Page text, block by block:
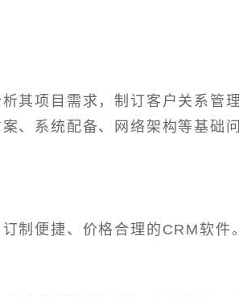
其项目需求，制订客户关系管
、系统配备、网络架构等基础问
制便捷、价格合理的CRM软件。